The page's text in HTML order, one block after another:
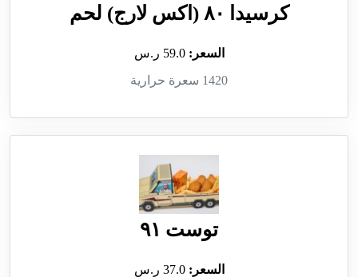
كرسيدا ٨٠ (اكس لارج) لحم
السعر:59.0 ر.س
1420 سعرة حرارية
توست ٩١
السعر:37.0 ر.س